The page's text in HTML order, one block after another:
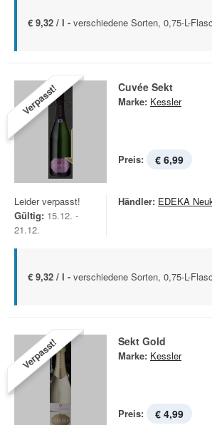
€ 9,32 / l - verschiedene Sorten, 0,75-L-
Verpasst! Cuvée Sekt
Marke: Kessler
Preis: € 6,99
Leider verpasst!
Gültig: 15.12. -
21.12.
Händler: EDEKA
€ 9,32 / l - verschiedene Sorten, 0,75-L-
Verpasst! Sekt Gold
Marke: Kessler
Preis: € 4,99